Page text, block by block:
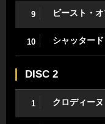
9 ビースト・
10 シャッタード
DISC 2
1 クロディーヌ